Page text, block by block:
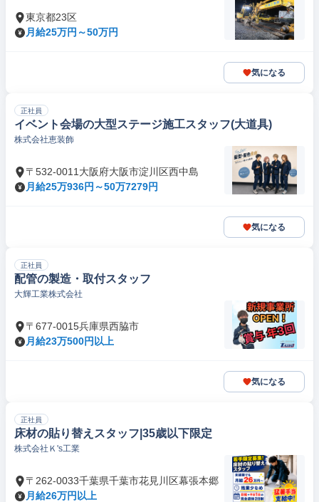
東京都23区
月給25万円～50万円
気になる
正社員
イベント会場の大型ステージ施工スタッフ(大道具)
株式会社恵装飾
〒532-0011大阪府大阪市淀川区西中島
月給25万936円～50万7279円
気になる
正社員
配管の製造・取付スタッフ
大輝工業株式会社
〒677-0015兵庫県西脇市
月給23万500円以上
気になる
正社員
床材の貼り替えスタッフ|35歳以下限定
株式会社Ｋ's工業
〒262-0033千葉県千葉市花見川区幕張本郷
月給26万円以上